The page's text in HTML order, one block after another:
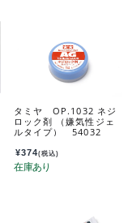
タミヤ OP.1032 ネジ
ロック剤 （嫌気性ジェ
ルタイプ） 54032
¥374(税込)